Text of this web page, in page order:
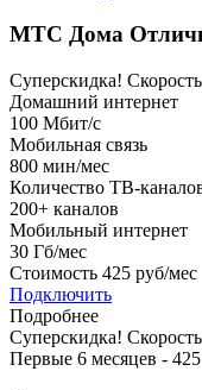
МТС Дома
Суперскидка!
Домашний интернет
100 Мбит/с
Мобильная связь
800 мин/мес
Количество ТВ-
200+ каналов
Мобильный интернет
30 Гб/мес
Стоимость 425 руб/мес
Подключить
Подробнее
Суперскидка!
Первые 6 месяцев -